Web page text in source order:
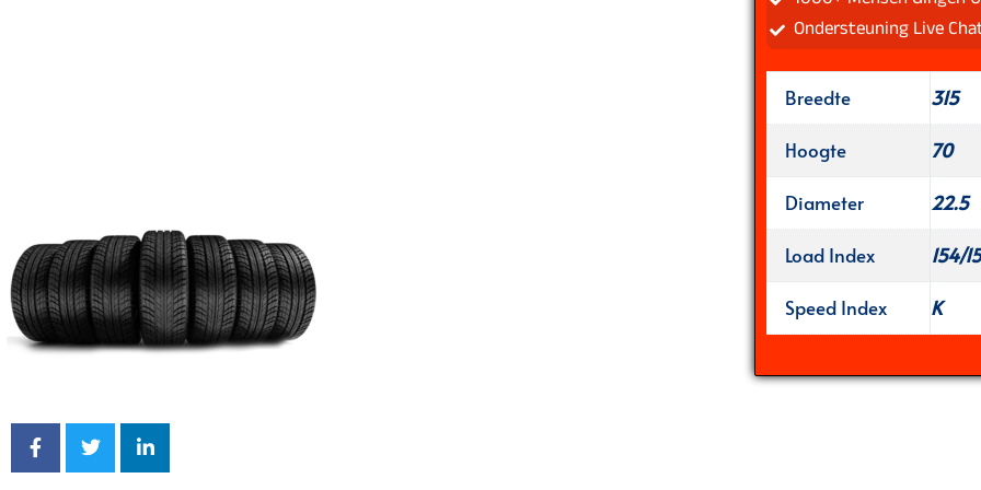
Ondersteuning Live
Breedte
315
Hoogte
70
Diameter
22.5
Load Index
154/
Speed Index
K